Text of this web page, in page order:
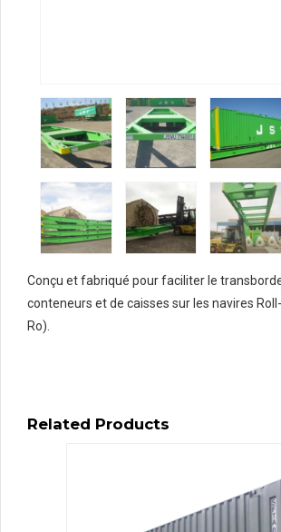
Conçu et fabriqué pour faciliter le
conteneurs et de caisses sur les navires
Ro).
Related Products